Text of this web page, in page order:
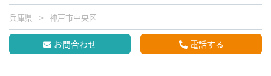
兵庫県 神戸市中央区
お問合わせ 電話する